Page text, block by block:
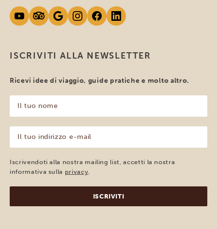
ISCRIVITI ALLA NEWSLETTER
Ricevi idee di viaggio, guide pratiche e molto altro.
tuo
nome
(Obbligatorio)
tuo
indirizzo
e-
mail
Iscrivendoti alla nostra mailing list, accetti la nostra
informativa sulla privacy